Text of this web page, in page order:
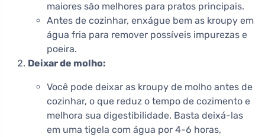
maiores são melhores para pratos principais.
Antes de cozinhar, enxágue bem as kroupy em
água fria para remover possíveis impurezas e
poeira.
Deixar de molho:
Você pode deixar as kroupy de molho antes de
cozinhar, o que reduz o tempo de cozimento e
melhora sua digestibilidade. Basta deixá-las
em uma tigela com água por 4-6 horas,